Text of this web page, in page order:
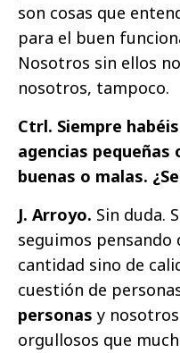
son cosas que
para el buen
Nosotros sin ellos
nosotros, tampoco.
Ctrl. Siempre
agencias pequeñas
buenas o malas.
J. Arroyo. Sin duda.
seguimos pensando
cantidad sino de
cuestión de
personas y
orgullosos que